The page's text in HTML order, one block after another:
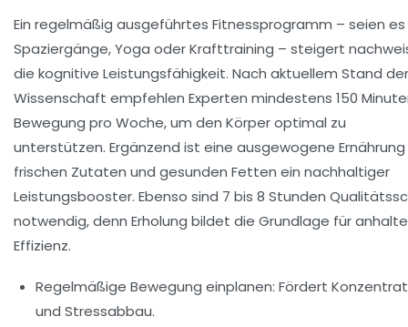
Ein regelmäßig ausgeführtes Fitnessprogramm – seien es
Spaziergänge, Yoga oder Krafttraining – steigert
die kognitive Leistungsfähigkeit. Nach aktuellem Stand der
Wissenschaft empfehlen Experten mindestens 150
Bewegung pro Woche, um den Körper optimal zu
unterstützen. Ergänzend ist eine ausgewogene
frischen Zutaten und gesunden Fetten ein nachhaltiger
Leistungsbooster. Ebenso sind 7 bis 8 Stunden
notwendig, denn Erholung bildet die Grundlage für
Effizienz.
Regelmäßige Bewegung einplanen: Fördert
und Stressabbau.